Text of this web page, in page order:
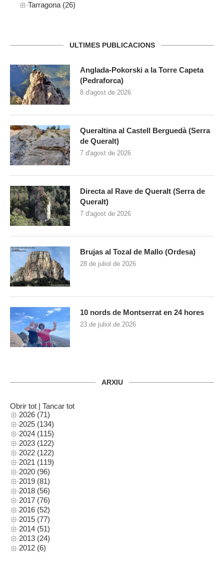
Tarragona (26)
ULTIMES PUBLICACIONS
Anglada-Pokorski a la Torre Capeta
(Pedraforca)
8 d'agost de 2026
Queraltina al Castell Berguedà (Serra
de Queralt)
7 d'agost de 2026
Directa al Rave de Queralt (Serra de
Queralt)
7 d'agost de 2026
Brujas al Tozal de Mallo (Ordesa)
28 de juliol de 2026
10 nords de Montserrat en 24 hores
23 de juliol de 2026
ARXIU
Obrir tot | Tancar tot
2026 (71)
2025 (134)
2024 (115)
2023 (122)
2022 (122)
2021 (119)
2020 (96)
2019 (81)
2018 (56)
2017 (76)
2016 (52)
2015 (77)
2014 (51)
2013 (24)
2012 (6)